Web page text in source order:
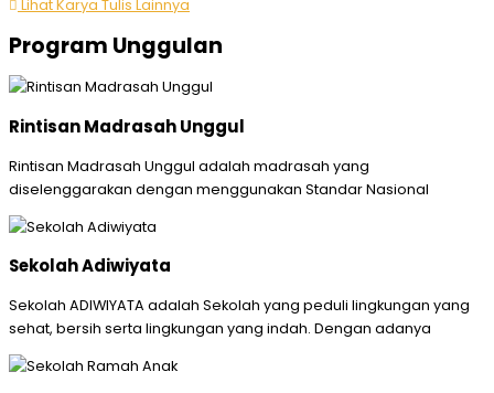
Lihat Karya Tulis Lainnya
Program Unggulan
Rintisan Madrasah Unggul
Rintisan Madrasah Unggul adalah madrasah yang
diselenggarakan dengan menggunakan Standar Nasional
Sekolah Adiwiyata
Sekolah ADIWIYATA adalah Sekolah yang peduli lingkungan yang
sehat, bersih serta lingkungan yang indah. Dengan adanya